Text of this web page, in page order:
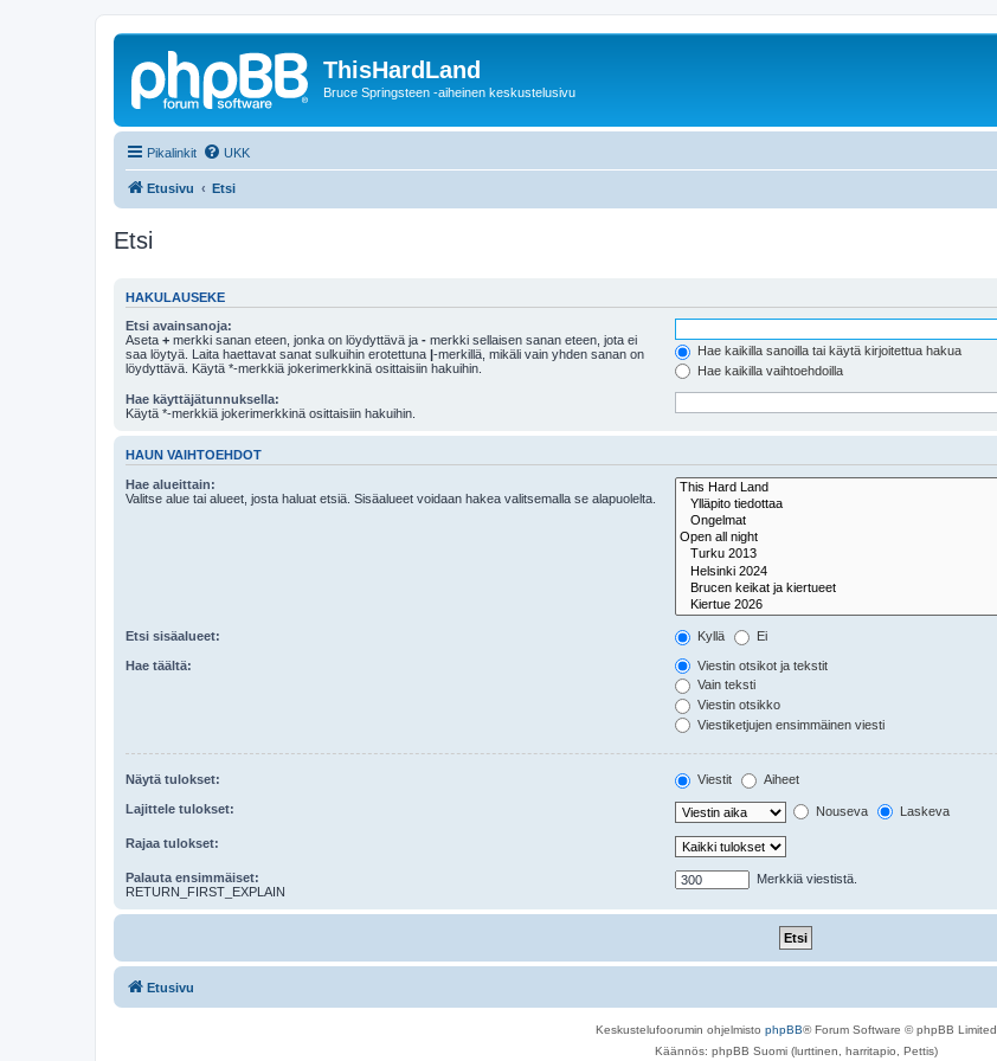
ThisHardLand
Bruce Springsteen -aiheinen keskustelusivu
Pikalinkit UKK
Etusivu Etsi
Etsi
HAKULAUSEKE
Etsi avainsanoja:
Aseta + merkki sanan eteen, jonka on löydyttävä ja - merkki sellaisen sanan eteen, jota ei
saa löytyä. Laita haettavat sanat sulkuihin erotettuna |-merkillä, mikäli vain yhden sanan on
löydyttävä. Käytä *-merkkiä jokerimerkkinä osittaisiin hakuihin.
Hae kaikilla sanoilla tai käytä kirjoitettua hakua
Hae kaikilla vaihtoehdoilla
Hae käyttäjätunnuksella:
Käytä *-merkkiä jokerimerkkinä osittaisiin hakuihin.
HAUN VAIHTOEHDOT
Hae alueittain:
Valitse alue tai alueet, josta haluat etsiä. Sisäalueet voidaan hakea valitsemalla se alapuolelta.
Etsi sisäalueet: Kyllä Ei
Hae täältä:
Viestin otsikot ja tekstit
Vain teksti
Viestin otsikko
Viestiketjujen ensimmäinen viesti
Näytä tulokset: Viestit Aiheet
Lajittele tulokset: Nouseva Laskeva
Rajaa tulokset:
Palauta ensimmäiset:
RETURN_FIRST_EXPLAIN
Merkkiä viestistä.
Etusivu
Keskustelufoorumin ohjelmisto phpBB® Forum Software © phpBB Limited
Käännös: phpBB Suomi (lurttinen, harritapio, Pettis)